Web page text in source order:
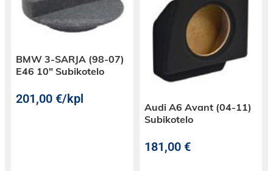
BMW 3-SARJA (98-07)
E46 10″ Subikotelo
201,00€/kpl
Audi A6 Avant (04-11)
Subikotelo
181,00€